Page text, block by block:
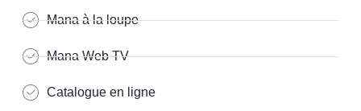
Mana à la loupe
Mana Web TV
Catalogue en ligne